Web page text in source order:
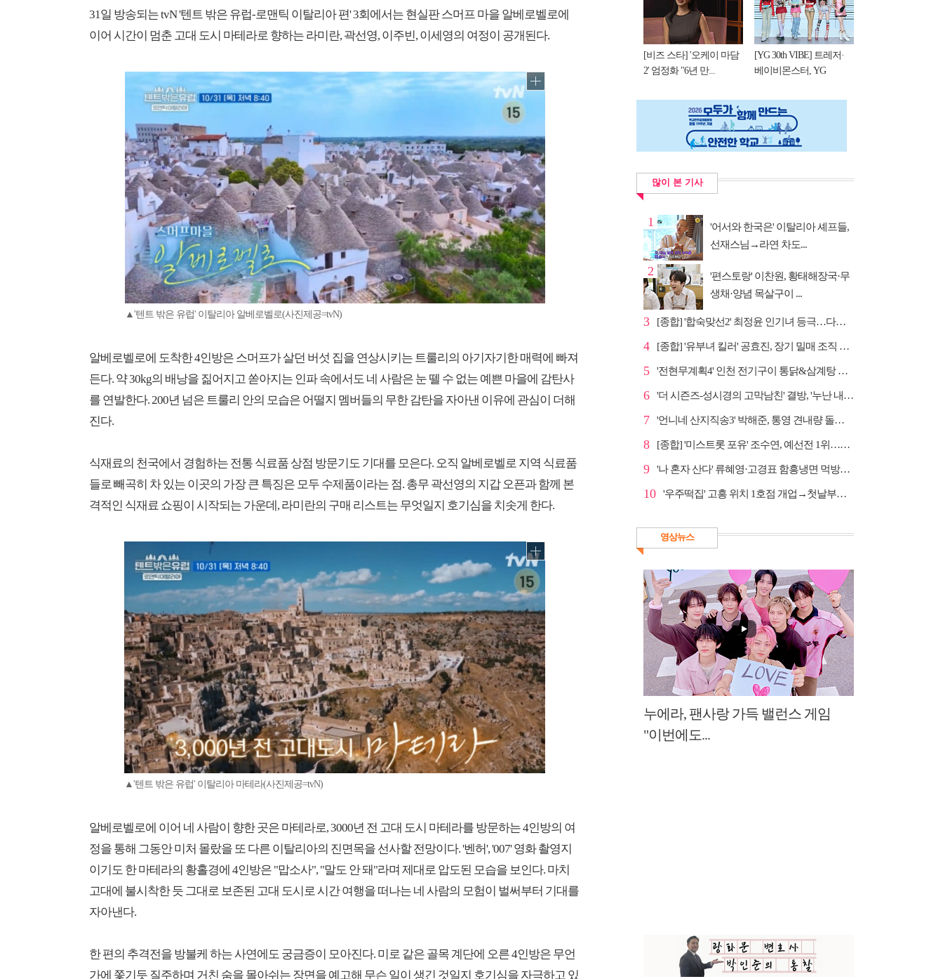
31일 방송되는 tvN '텐트 밖은 유럽-로맨틱 이탈리아 편' 3회에서는 현실판 스머프 마을 알베로벨로에
이어 시간이 멈춘 고대 도시 마테라로 향하는 라미란, 곽선영, 이주빈, 이세영의 여정이 공개된다.
▲'텐트 밖은 유럽' 이탈리아 알베로벨로(사진제공=tvN)
알베로벨로에 도착한 4인방은 스머프가 살던 버섯 집을 연상시키는 트룰리의 아기자기한 매력에 빠져
든다. 약 30kg의 배낭을 짊어지고 쏟아지는 인파 속에서도 네 사람은 눈 뗄 수 없는 예쁜 마을에 감탄사
를 연발한다. 200년 넘은 트룰리 안의 모습은 어떨지 멤버들의 무한 감탄을 자아낸 이유에 관심이 더해
진다.
식재료의 천국에서 경험하는 전통 식료품 상점 방문기도 기대를 모은다. 오직 알베로벨로 지역 식료품
들로 빼곡히 차 있는 이곳의 가장 큰 특징은 모두 수제품이라는 점. 총무 곽선영의 지갑 오픈과 함께 본
격적인 식재료 쇼핑이 시작되는 가운데, 라미란의 구매 리스트는 무엇일지 호기심을 치솟게 한다.
▲'텐트 밖은 유럽' 이탈리아 마테라(사진제공=tvN)
알베로벨로에 이어 네 사람이 향한 곳은 마테라로, 3000년 전 고대 도시 마테라를 방문하는 4인방의 여
정을 통해 그동안 미처 몰랐을 또 다른 이탈리아의 진면목을 선사할 전망이다. '벤허', '007' 영화 촬영지
이기도 한 마테라의 황홀경에 4인방은 "맙소사", "말도 안 돼"라며 제대로 압도된 모습을 보인다. 마치
고대에 불시착한 듯 그대로 보존된 고대 도시로 시간 여행을 떠나는 네 사람의 모험이 벌써부터 기대를
자아낸다.
한 편의 추격전을 방불케 하는 사연에도 궁금증이 모아진다. 미로 같은 골목 계단에 오른 4인방은 무언
가에 쫓기듯 질주하며 거친 숨을 몰아쉬는 장면을 예고해 무슨 일이 생긴 것일지 호기심을 자극하고 있
[비즈 스타] '오케이 마담
2' 엄정화 "6년 만...
[YG 30th VIBE] 트레저·
베이비몬스터, YG
많이 본 기사
1
'어서와 한국은' 이탈리아 셰프들,
선재스님→라연 차도...
2
'편스토랑' 이찬원, 황태해장국·무
생채·양념 목살구이 ...
3 [종합] '합숙맞선2' 최정윤 인기녀 등극…다음주 마지막...
4 [종합] '유부녀 킬러' 공효진, 장기 밀매 조직 소탕…4...
5 '전현무계획4' 인천 전기구이 통닭&삼계탕 노포 맛집 탐방
6 '더 시즌즈-성시경의 고막남친' 결방, '누난 내게 여자...
7 '언니네 산지직송3' 박해준, 통영 견내량 돌미역 조업 ...
8 [종합] '미스트롯 포유' 조수연, 예선전 1위…신윤승 지...
9 '나 혼자 산다' 류혜영·고경표 함흥냉면 먹방→남산 산책
10 '우주떡집' 고흥 위치 1호점 개업→첫날부터 大위기
영상뉴스
누에라, 팬사랑 가득 밸런스 게임
"이번에도...